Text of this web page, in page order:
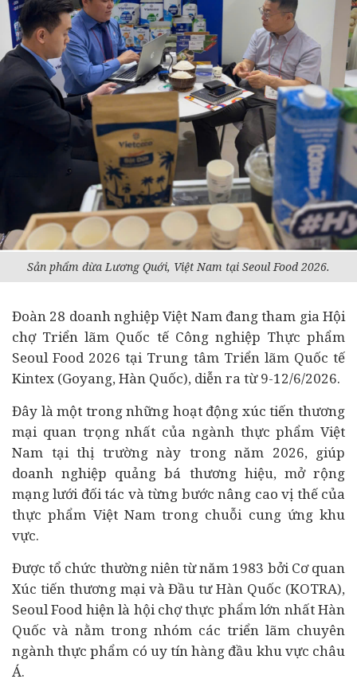
Sản phẩm dừa Lương Quới, Việt Nam tại Seoul Food 2026.
Đoàn 28 doanh nghiệp Việt Nam đang tham gia Hội
chợ Triển lãm Quốc tế Công nghiệp Thực phẩm
Seoul Food 2026 tại Trung tâm Triển lãm Quốc tế
Kintex (Goyang, Hàn Quốc), diễn ra từ 9-12/6/2026.
Đây là một trong những hoạt động xúc tiến thương
mại quan trọng nhất của ngành thực phẩm Việt
Nam tại thị trường này trong năm 2026, giúp
doanh nghiệp quảng bá thương hiệu, mở rộng
mạng lưới đối tác và từng bước nâng cao vị thế của
thực phẩm Việt Nam trong chuỗi cung ứng khu
vực.
Được tổ chức thường niên từ năm 1983 bởi Cơ quan
Xúc tiến thương mại và Đầu tư Hàn Quốc (KOTRA),
Seoul Food hiện là hội chợ thực phẩm lớn nhất Hàn
Quốc và nằm trong nhóm các triển lãm chuyên
ngành thực phẩm có uy tín hàng đầu khu vực châu
Á.